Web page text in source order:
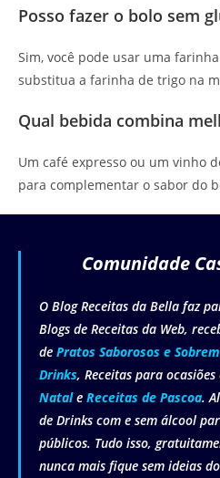
Posso fazer o bolo sem
Sim, você pode usar uma
substitua a farinha de trigo na
Qual bebida combina
Um café expresso ou um vinho
para complementar o sabor do
Comunidade
O Blog Receitas da Bella faz
Blogs de Receitas da Web,
de Pratos Saborosos e
Drinks, Receitas para
Natale Receitas de Pascoa.
de Drinks com e sem álcool
públicos. Tudo isso,
nunca mais fique sem ideias